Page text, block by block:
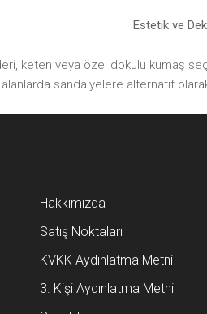
Estetik ve
keten veya özel dokulu kumaş
sandalyelere alternatif
Hakkımızda
Satış Noktaları
KVKK Aydınlatma Metni
3. Kişi Aydınlatma Metni